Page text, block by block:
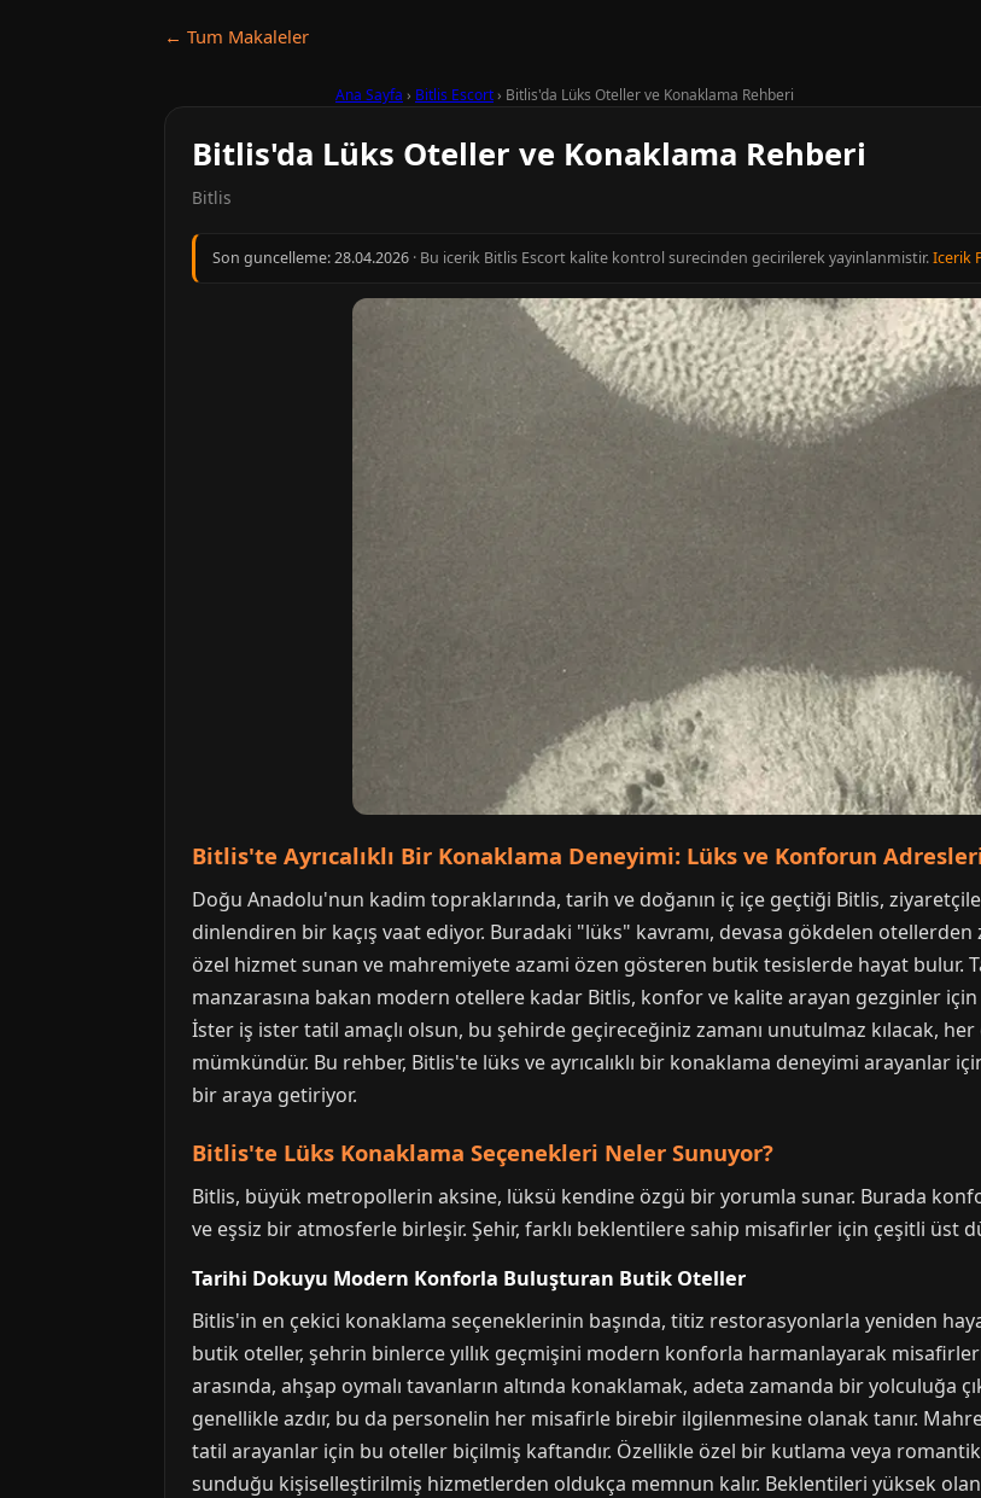
← Tum Makaleler
Ana Sayfa › Bitlis Escort› Bitlis'da Lüks Oteller ve Konaklama Rehberi
Bitlis'da Lüks Oteller ve Konaklama Rehberi
Bitlis
Son guncelleme:28.04.2026 · Bu icerik Bitlis Escort kalite kontrol surecinden gecirilerek yayinlanmistir.Icerik
Bitlis'te Ayrıcalıklı Bir Konaklama Deneyimi: Lüks ve Konforun
Doğu Anadolu'nun kadim topraklarında, tarih ve doğanın iç içe geçtiği Bitlis,
dinlendiren bir kaçış vaat ediyor. Buradaki "lüks" kavramı, devasa gökdelen
özel hizmet sunan ve mahremiyete azami özen gösteren butik tesislerde hayat bulur.
manzarasına bakan modern otellere kadar Bitlis, konfor ve kalite arayan gezginler
İster iş ister tatil amaçlı olsun, bu şehirde geçireceğiniz zamanı unutulmaz kılacak,
mümkündür. Bu rehber, Bitlis'te lüks ve ayrıcalıklı bir konaklama deneyimi arayanlar
bir araya getiriyor.
Bitlis'te Lüks Konaklama Seçenekleri Neler Sunuyor?
Bitlis, büyük metropollerin aksine, lüksü kendine özgü bir yorumla sunar. Burada
ve eşsiz bir atmosferle birleşir. Şehir, farklı beklentilere sahip misafirler için çeşitli üst
Tarihi Dokuyu Modern Konforla Buluşturan Butik Oteller
Bitlis'in en çekici konaklama seçeneklerinin başında, titiz restorasyonlarla yeniden
butik oteller, şehrin binlerce yıllık geçmişini modern konforla harmanlayarak
arasında, ahşap oymalı tavanların altında konaklamak, adeta zamanda bir yolculuğa
genellikle azdır, bu da personelin her misafirle birebir ilgilenmesine olanak tanır.
tatil arayanlar için bu oteller biçilmiş kaftandır. Özellikle özel bir kutlama veya
sunduğu kişiselleştirilmiş hizmetlerden oldukça memnun kalır. Beklentileri yüksek